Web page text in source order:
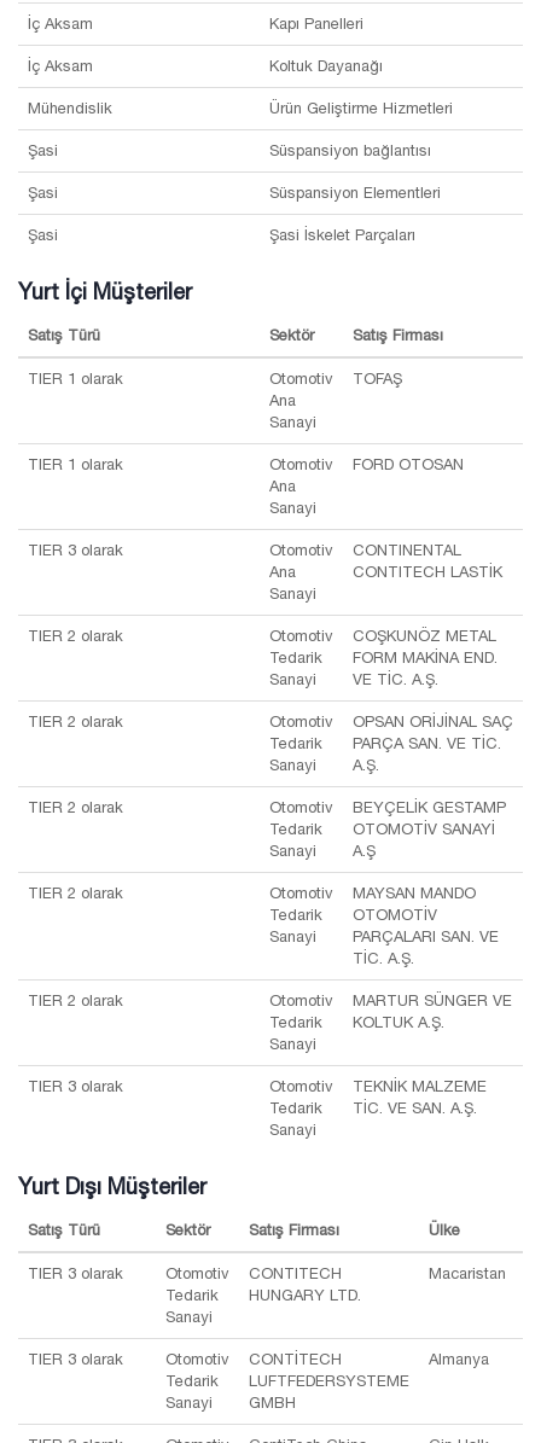
İç Aksam Kapı Panelleri
İç Aksam Koltuk Dayanağı
Mühendislik Ürün Geliştirme Hizmetleri
Şasi Süspansiyon bağlantısı
Şasi Süspansiyon Elementleri
Şasi Şasi İskelet Parçaları
Yurt İçi Müşteriler
Satış Türü Sektör Satış Firması
TIER 1 olarak
Otomotiv
Ana
Sanayi
TOFAŞ
TIER 1 olarak
Otomotiv
Ana
Sanayi
FORD OTOSAN
TIER 3 olarak
Otomotiv
Ana
Sanayi
CONTINENTAL
CONTITECH LASTİK
TIER 2 olarak
Otomotiv
Tedarik
Sanayi
COŞKUNÖZ METAL
FORM MAKİNA END.
VE TİC. A.Ş.
TIER 2 olarak
Otomotiv
Tedarik
Sanayi
OPSAN ORİJİNAL SAÇ
PARÇA SAN. VE TİC.
A.Ş.
TIER 2 olarak
Otomotiv
Tedarik
Sanayi
BEYÇELİK GESTAMP
OTOMOTİV SANAYİ
A.Ş
TIER 2 olarak
Otomotiv
Tedarik
Sanayi
MAYSAN MANDO
OTOMOTİV
PARÇALARI SAN. VE
TİC. A.Ş.
TIER 2 olarak
Otomotiv
Tedarik
Sanayi
MARTUR SÜNGER VE
KOLTUK A.Ş.
TIER 3 olarak
Otomotiv
Tedarik
Sanayi
TEKNİK MALZEME
TİC. VE SAN. A.Ş.
Yurt Dışı Müşteriler
Satış Türü Sektör Satış Firması Ülke
TIER 3 olarak
Otomotiv
Tedarik
Sanayi
CONTITECH
HUNGARY LTD.
Macaristan
TIER 3 olarak
Otomotiv
Tedarik
Sanayi
CONTİTECH
LUFTFEDERSYSTEME
GMBH
Almanya